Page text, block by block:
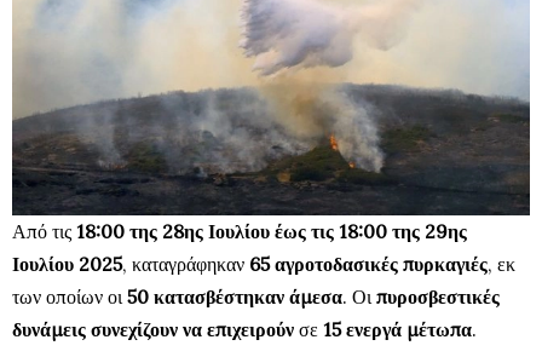
Από τις 18:00 της 28ης Ιουλίου έως τις 18:00 της 29ης
Ιουλίου 2025, καταγράφηκαν 65 αγροτοδασικές πυρκαγιές, εκ
των οποίων οι 50 κατασβέστηκαν άμεσα. Οι πυροσβεστικές
δυνάμεις συνεχίζουν να επιχειρούν σε 15 ενεργά μέτωπα.